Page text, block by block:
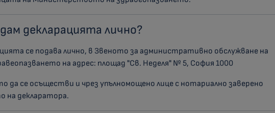
декларацията лично?
се подава лично, в Звеното за административно обслужване на
на адрес: площад "Св. Неделя" № 5, София 1000
да се осъществи и чрез упълномощено лице с нотариално заверено
на декларатора.